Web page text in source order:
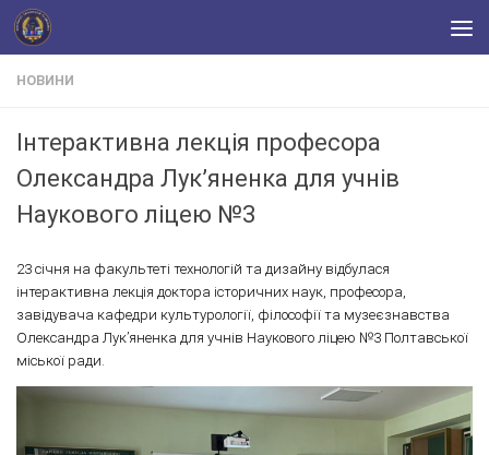
Skip to content
НОВИНИ
Інтерактивна лекція професора
Олександра Лук’яненка для учнів
Наукового ліцею №3
23 січня на факультеті технологій та дизайну відбулася
інтерактивна лекція доктора історичних наук, професора,
завідувача кафедри культурології, філософії та музеєзнавства
Олександра Лук’яненка для учнів Наукового ліцею №3 Полтавської
міської ради.